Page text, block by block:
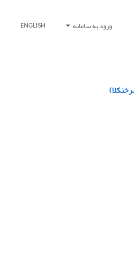
ورود به سامانه ENGLISH